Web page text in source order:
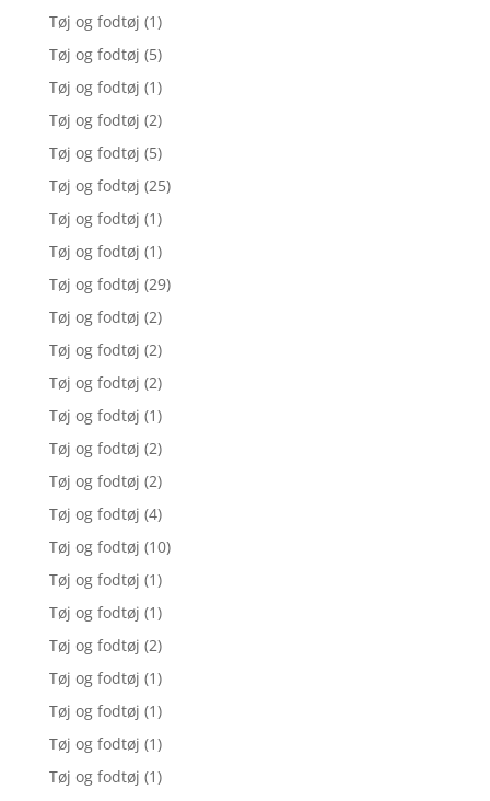
Tøj og fodtøj (1)
Tøj og fodtøj (5)
Tøj og fodtøj (1)
Tøj og fodtøj (2)
Tøj og fodtøj (5)
Tøj og fodtøj (25)
Tøj og fodtøj (1)
Tøj og fodtøj (1)
Tøj og fodtøj (29)
Tøj og fodtøj (2)
Tøj og fodtøj (2)
Tøj og fodtøj (2)
Tøj og fodtøj (1)
Tøj og fodtøj (2)
Tøj og fodtøj (2)
Tøj og fodtøj (4)
Tøj og fodtøj (10)
Tøj og fodtøj (1)
Tøj og fodtøj (1)
Tøj og fodtøj (2)
Tøj og fodtøj (1)
Tøj og fodtøj (1)
Tøj og fodtøj (1)
Tøj og fodtøj (1)